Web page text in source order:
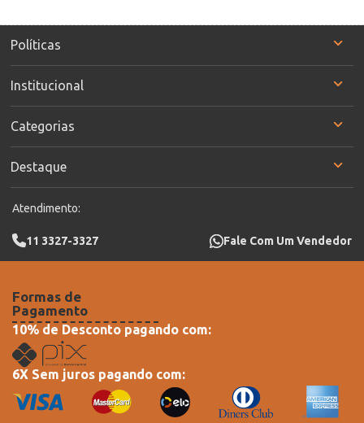
Políticas
Institucional
Categorias
Destaque
Atendimento:
11 3327-3327 Fale Com Um Vendedor
Formas de
Pagamento
10% de Desconto pagando com:
6X Sem juros pagando com: